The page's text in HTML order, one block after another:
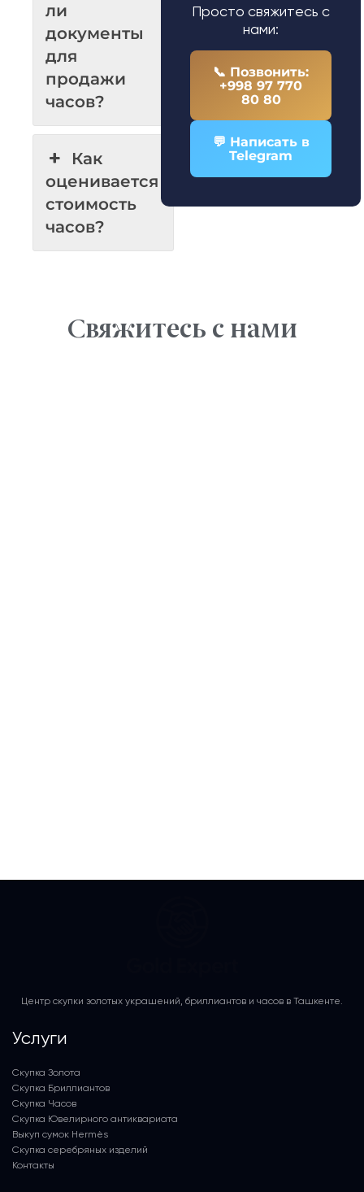
ли
документы
для
продажи
часов?
Как
оценивается
стоимость
часов?
Просто свяжитесь с
нами:
📞 Позвонить:
+998 97 770
80 80
💬 Написать в
Telegram
Свяжитесь с нами
Центр скупки золотых украшений, бриллиантов и часов в Ташкенте.
Услуги
Скупка Золота
Скупка Бриллиантов
Скупка Часов
Скупка Ювелирного антиквариата
Выкуп сумок Hermès
Скупка серебряных изделий
Контакты